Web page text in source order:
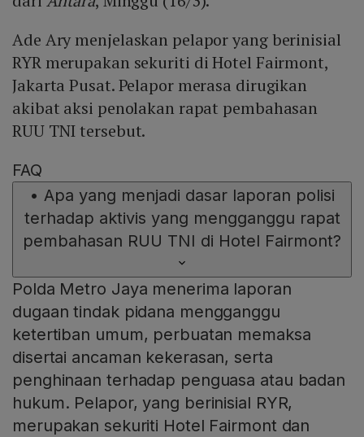
Ade Ary menjelaskan pelapor yang berinisial
RYR merupakan sekuriti di Hotel Fairmont,
Jakarta Pusat. Pelapor merasa dirugikan
akibat aksi penolakan rapat pembahasan
RUU TNI tersebut.
FAQ
• Apa yang menjadi dasar laporan polisi
terhadap aktivis yang mengganggu rapat
pembahasan RUU TNI di Hotel Fairmont?
Polda Metro Jaya menerima laporan
dugaan tindak pidana mengganggu
ketertiban umum, perbuatan memaksa
disertai ancaman kekerasan, serta
penghinaan terhadap penguasa atau badan
hukum. Pelapor, yang berinisial RYR,
merupakan sekuriti Hotel Fairmont dan